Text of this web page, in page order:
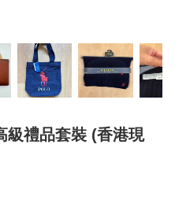
禮品套裝 (香港現